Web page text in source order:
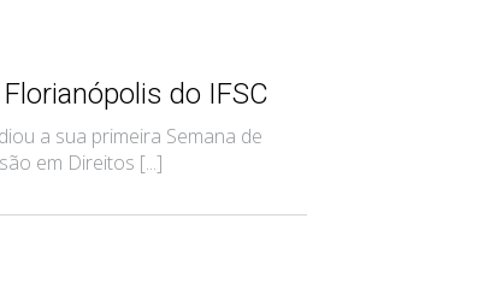
do IFSC
a sua primeira Semana de
em Direitos [...]